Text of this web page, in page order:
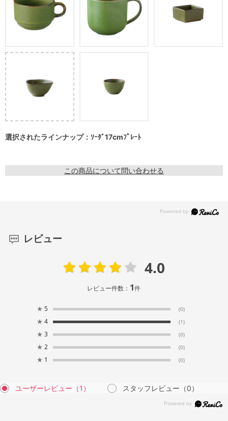
選択されたラインナップ：ｿｰﾀﾞ17cmﾌﾟﾚｰﾄ
この商品について問い合わせる
レビュー
4.0
レビュー件数： 1件
★ 5 (0)
★ 4 (1)
★ 3 (0)
★ 2 (0)
★ 1 (0)
ユーザーレビュー （1） スタッフレビュー （0）